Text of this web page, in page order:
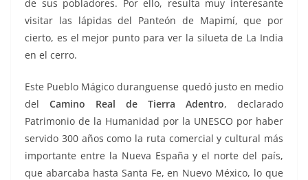
de sus pobladores. Por ello, resulta muy interesante
visitar las lápidas del Panteón de Mapimí, que por
cierto, es el mejor punto para ver la silueta de La India
en el cerro.
Este Pueblo Mágico duranguense quedó justo en medio
del Camino Real de Tierra Adentro, declarado
Patrimonio de la Humanidad por la UNESCO por haber
servido 300 años como la ruta comercial y cultural más
importante entre la Nueva España y el norte del país,
que abarcaba hasta Santa Fe, en Nuevo México, lo que